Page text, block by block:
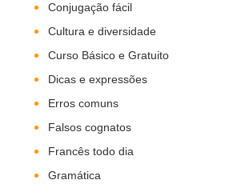
Conjugação fácil
Cultura e diversidade
Curso Básico e Gratuito
Dicas e expressões
Erros comuns
Falsos cognatos
Francês todo dia
Gramática